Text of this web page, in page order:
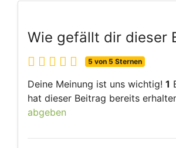
Wie gefällt dir dieser
5 von 5 Sternen
Deine Meinung ist uns wichtig! 1
hat dieser Beitrag bereits
abgeben